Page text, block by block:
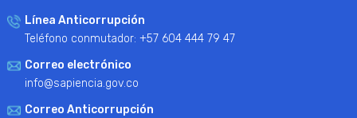
Línea Anticorrupción
Teléfono conmutador: +57 604 444 79 47
Correo electrónico
info@sapiencia.gov.co
Correo Anticorrupción